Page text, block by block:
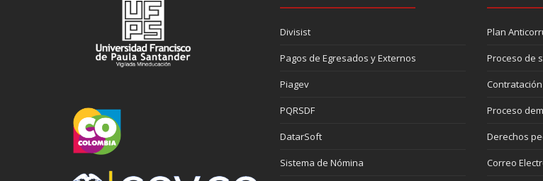
Divisist
Pagos de Egresados y Externos
Piagev
PQRSDF
DatarSoft
Sistema de Nómina
Plan
Proceso de
Contratación
Proceso
Derechos
Correo